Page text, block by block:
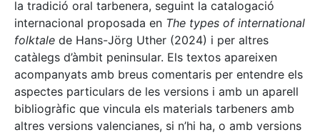
la tradició oral tarbenera, seguint la catalogació
internacional proposada en The types of international
folktale de Hans-Jörg Uther (2024) i per altres
catàlegs d’àmbit peninsular. Els textos apareixen
acompanyats amb breus comentaris per entendre els
aspectes particulars de les versions i amb un aparell
bibliogràfic que vincula els materials tarbeners amb
altres versions valencianes, si n’hi ha, o amb versions